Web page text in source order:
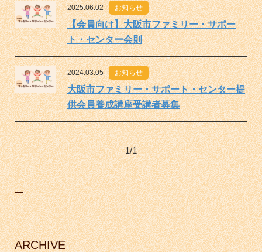
2025.06.02 お知らせ
【会員向け】大阪市ファミリー・サポー
ト・センター会則
2024.03.05 お知らせ
大阪市ファミリー・サポート・センター提
供会員養成講座受講者募集
1/1
ARCHIVE